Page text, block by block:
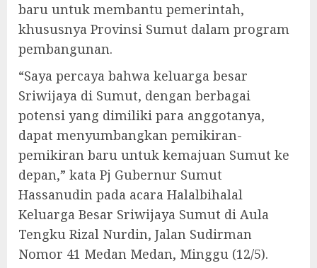
baru untuk membantu pemerintah,
khususnya Provinsi Sumut dalam program
pembangunan.
“Saya percaya bahwa keluarga besar
Sriwijaya di Sumut, dengan berbagai
potensi yang dimiliki para anggotanya,
dapat menyumbangkan pemikiran-
pemikiran baru untuk kemajuan Sumut ke
depan,” kata Pj Gubernur Sumut
Hassanudin pada acara Halalbihalal
Keluarga Besar Sriwijaya Sumut di Aula
Tengku Rizal Nurdin, Jalan Sudirman
Nomor 41 Medan Medan, Minggu (12/5).